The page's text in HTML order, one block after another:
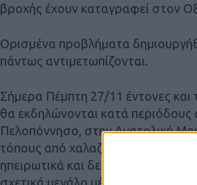
βροχής έχουν καταγραφεί στον
Ορισμένα προβλήματα
πάντως αντιμετωπίζονται.
Σήμερα Πέμπτη 27/11 έντονες και
θα εκδηλώνονται κατά
Πελοπόννησο, στην Ανατολική
τόπους από χαλαζοπτώσεις.
ηπειρωτικά και δευτερευόντως
σχετικά μεγάλο μέγεθος. Στην